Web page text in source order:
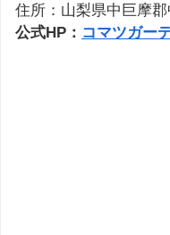
住所：山梨県中巨摩
公式HP： コマツガー